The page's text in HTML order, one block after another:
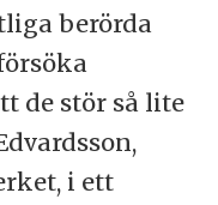
berörda
de stör så lite
i ett